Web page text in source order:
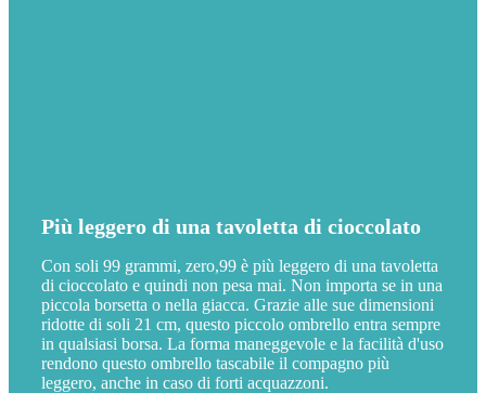
Più leggero di una tavoletta di cioccolato
Con soli 99 grammi, zero,99 è più leggero di una tavoletta
di cioccolato e quindi non pesa mai. Non importa se in una
piccola borsetta o nella giacca. Grazie alle sue dimensioni
ridotte di soli 21 cm, questo piccolo ombrello entra sempre
in qualsiasi borsa. La forma maneggevole e la facilità d'uso
rendono questo ombrello tascabile il compagno più
leggero, anche in caso di forti acquazzoni.